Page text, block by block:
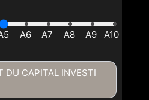
DU CAPITAL INVESTI